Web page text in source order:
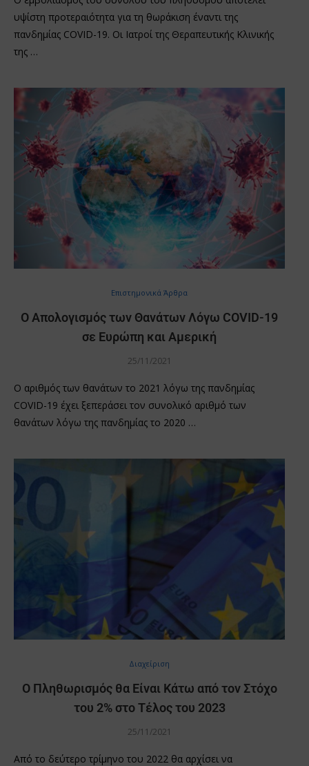
υψίστη προτεραιότητα για τη θωράκιση έναντι της
πανδημίας COVID-19. Οι Ιατροί της Θεραπευτικής Κλινικής
της …
Επιστημονικά Άρθρα
Ο Απολογισμός των Θανάτων Λόγω COVID-19
σε Ευρώπη και Αμερική
25/11/2021
Ο αριθμός των θανάτων το 2021 λόγω της πανδημίας
COVID-19 έχει ξεπεράσει τον συνολικό αριθμό των
θανάτων λόγω της πανδημίας το 2020 …
Διαχείριση
Ο Πληθωρισμός θα Είναι Κάτω από τον Στόχο
του 2% στο Τέλος του 2023
25/11/2021
Από το δεύτερο τρίμηνο του 2022 θα αρχίσει να